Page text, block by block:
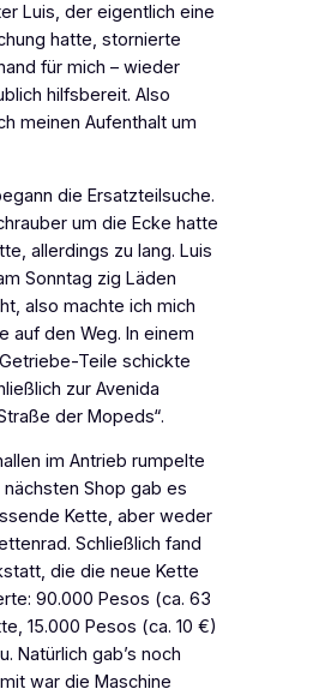
Luis, der eigentlich eine
hatte, stornierte
für mich – wieder
hilfsbereit. Also
meinen Aufenthalt um
die Ersatzteilsuche.
um die Ecke hatte
allerdings zu lang. Luis
Sonntag zig Läden
also machte ich mich
auf den Weg. In einem
Teile schickte
zur Avenida
der Mopeds“.
im Antrieb rumpelte
nächsten Shop gab es
Kette, aber weder
Schließlich fand
die die neue Kette
90.000 Pesos (ca. 63
15.000 Pesos (ca. 10 €)
Natürlich gab’s noch
war die Maschine